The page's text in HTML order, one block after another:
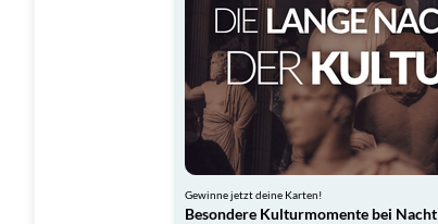
Gewinne jetzt deine Karten!
Besondere Kulturmomente bei Nacht